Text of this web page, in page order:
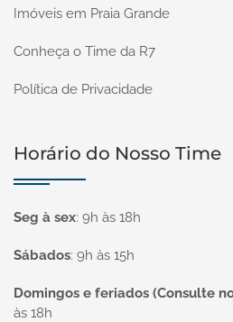
Imóveis em Praia Grande
Conheça o Time da R7
Política de Privacidade
Horário do Nosso Time
Seg à sex: 9h às 18h
Sábados: 9h às 15h
Domingos e feriados (Consulte
às 18h